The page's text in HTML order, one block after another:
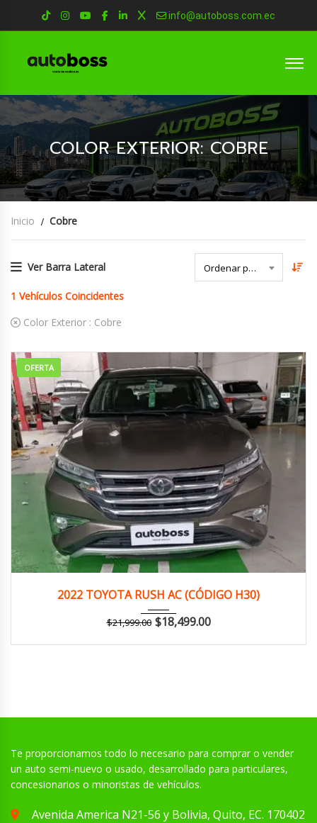
info@autoboss.com.ec
COLOR EXTERIOR: COBRE
Inicio Cobre
Ver Barra Lateral Ordenar por Fecha
1 Vehículos Coincidentes
Color Exterior : Cobre
OFERTA
2022 TOYOTA RUSH AC (CÓDIGO H30)
$21,999.00 $18,499.00
Te proporcionamos todo lo necesario para comprar o vender
un auto semi-nuevo o usado, desarrollado para particulares,
concesionarios o minoristas de vehículos.
Avenida America N21-56 y Bolivia, Quito, EC. 170402